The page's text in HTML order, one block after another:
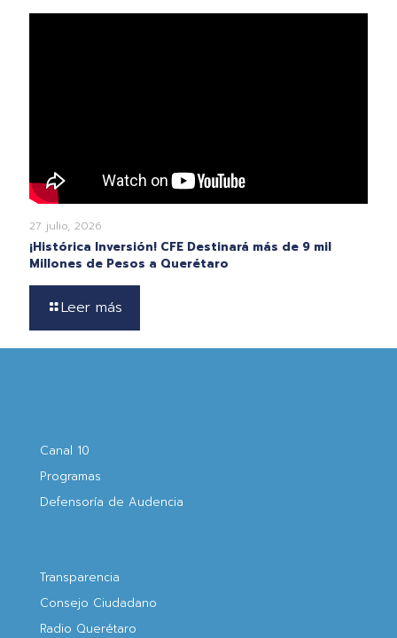
27 julio, 2026
¡Histórica Inversión! CFE Destinará más de 9 mil
Millones de Pesos a Querétaro
Leer más
Canal 10
Programas
Defensoría de Audencia
Transparencia
Consejo Ciudadano
Radio Querétaro